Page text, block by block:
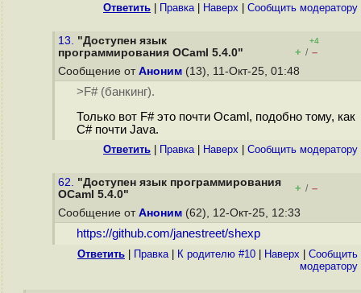
Ответить Правка| Наверх Cообщить модератору
13. "Доступен язык
программирования OCaml 5.4.0"
+4
+ / –
Сообщение от Аноним (13), 11-Окт-25, 01:48
>F# (банкинг).
Только вот F# это почти Ocaml, подобно тому, как
C# почти Java.
Ответить Правка| Наверх Cообщить модератору
62. "Доступен язык программирования
OCaml 5.4.0"
+ / –
Сообщение от Аноним (62), 12-Окт-25, 12:33
https://github.com/janestreet/shexp
Ответить Правка| К родителю #10 Наверх
Cообщить
модератору